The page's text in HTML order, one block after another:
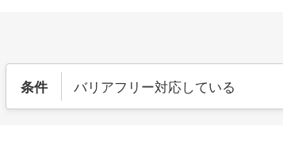
条件 バリアフリー対応している